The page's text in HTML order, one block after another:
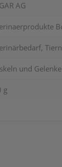
AG
und Gelenke
g